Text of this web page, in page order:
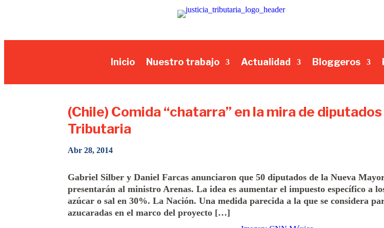
Inicio Nuestro trabajo Actualidad Bloggeros
(Chile) Comida “chatarra” en la mira de
Tributaria
Abr 28, 2014
Gabriel Silber y Daniel Farcas anunciaron que 50 diputados de la Nueva
presentarán al ministro Arenas. La idea es aumentar el impuesto específico a
azúcar o sal en 30%. La Nación. Una medida parecida a la que se considera
azucaradas en el marco del proyecto […]